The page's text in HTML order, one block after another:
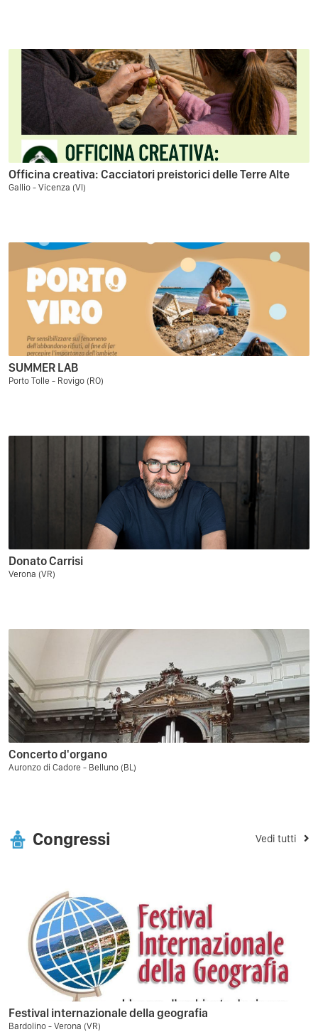
Officina creativa: Cacciatori preistorici delle Terre Alte
Gallio - Vicenza (VI)
SUMMER LAB
Porto Tolle - Rovigo (RO)
Donato Carrisi
Verona (VR)
Concerto d'organo
Auronzo di Cadore - Belluno (BL)
Congressi Vedi tutti
Festival internazionale della geografia
Bardolino - Verona (VR)